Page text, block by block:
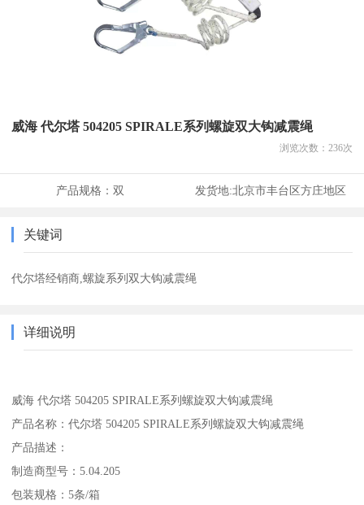
威海 代尔塔 504205 SPIRALE系列螺旋双大钩减震绳
浏览次数： 236次
产品规格： 双 发货地:北京市丰台区方庄地区
关键词
代尔塔经销商,螺旋系列双大钩减震绳
详细说明
威海 代尔塔 504205 SPIRALE系列螺旋双大钩减震绳
产品名称：代尔塔 504205 SPIRALE系列螺旋双大钩减震绳
产品描述：
制造商型号：5.04.205
包装规格：5条/箱